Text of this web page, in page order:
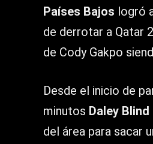
Países Bajos logró
de derrotar a Qatar
de Cody Gakpo
Desde el inicio de
minutos Daley Blind
del área para sacar